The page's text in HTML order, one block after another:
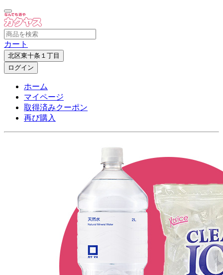
カート
北区東十条１丁目
ログイン
ホーム
マイページ
取得済みクーポン
再び購入